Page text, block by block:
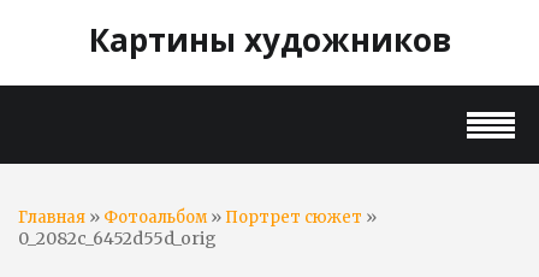
Картины художников
Главная » Фотоальбом» Портрет сюжет »
0_2082c_6452d55d_orig